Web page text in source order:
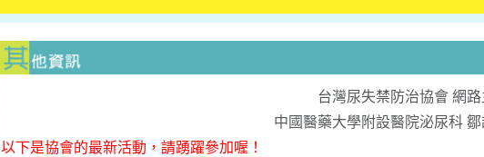
台灣尿失禁防治協會 網
中國醫藥大學附設醫院泌尿科
以下是協會的最新活動，請踴躍參加喔！